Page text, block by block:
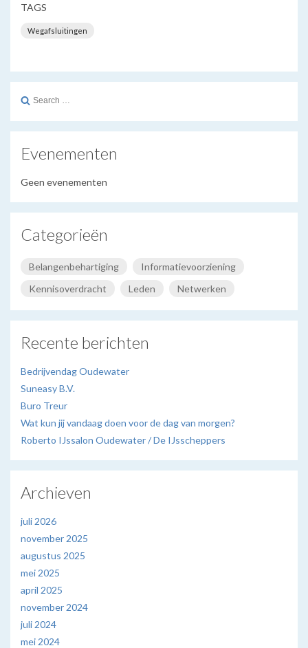
TAGS
Wegafsluitingen
Search
Evenementen
Geen evenementen
Categorieën
Belangenbehartiging
Informatievoorziening
Kennisoverdracht
Leden Netwerken
Recente berichten
Bedrijvendag Oudewater
Suneasy B.V.
Buro Treur
Wat kun jij vandaag doen voor de dag van morgen?
Roberto IJssalon Oudewater / De IJsscheppers
Archieven
juli 2026
november 2025
augustus 2025
mei 2025
april 2025
november 2024
juli 2024
mei 2024